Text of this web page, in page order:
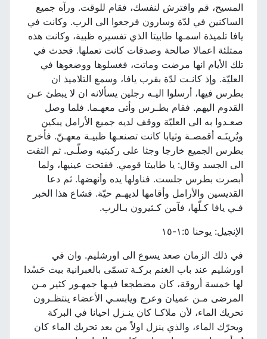
المسيح، قم وافترش لنفسك، فقام للوقت. ورآه جميع
الساكنين في لدّة وسارون فرجعوا الى الرب. وكانت في
يافا تلميذة اسمـها طابيتا الذي تفسيره ظبية، وكانت هذه
ممتلئة اعمالا صالحة وصدقات كانت تعملها. فحدث في
تلك الأيام انها مرضت وماتت، فغسلوها ووضعوها في
العليّة. وإذ كانـت لدّة بقرب يافا، وسمع التلاميذ ان
بطرس فيها، أرسلوا اليـه رجلين يسألانه ان لا يبطئ عـن
القدوم اليهم. فقام بطـرس وأتى معهـما. فلما وصل
صعـدوا به الى العليّة ووقف لديه جميع الأرامل يبكين
ويُرينَـه أقمصـة وثيابا كانت تصنعـها ظبيـة معهـنّ. فأخرج
بطرس الجميع خارجا وجثا على ركبتيه وصلّـى. ثم التفت
الى الجسد وقال: يا طابيتا قومي. ففتحت عينيها، ولما
أبصرت بطرس جلست. فناولها يده وأنهضها. ثم دعا
القديسين والأرامل وأقامها لديهـم حيّة. فشاع هذا الخبر
فـي يافا كـلّها، فآمن كـثيرون بـالرب.
الإنجيل: يوحنا ١:٥-١٥
في ذلك الزمان صعد يسوع الى اورشليم. وان في
اورشليم عند باب الغنم بركـة تسمّى بالعبرانية بيت حَسْدا
لها خمسة أروقة، كان مضطجعا فيـها جمهـور كثير مـن
المرضى مـن عميان وعرج ويابسـي الأعضاء ينتظـرون
تحريك الماء، لأن ملاكـا كان ينـزل احيانا في البركة
ويحرّك الماء، والذي ينزل اولاً من بعد تحريك الماء كان